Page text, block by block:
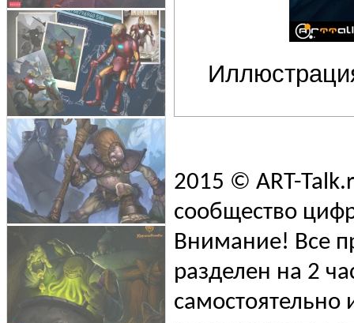
2015 © ART-
сообщество
Внимание! Все
разделен на 2
самостоятельно